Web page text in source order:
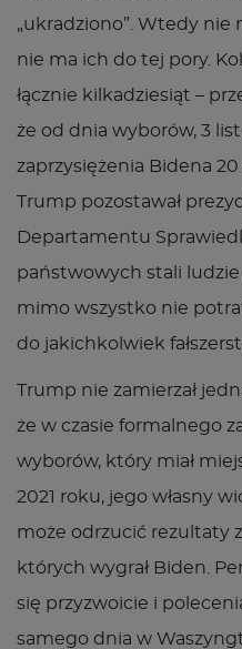
„ukradziono”. Wtedy nie
nie ma ich do tej pory.
łącznie kilkadziesiąt –
że od dnia wyborów, 3
zaprzysiężenia Bidena
Trump pozostawał
Departamentu
państwowych stali ludzie
mimo wszystko nie
do jakichkolwiek
Trump nie zamierzał
że w czasie formalnego
wyborów, który miał
2021 roku, jego własny
może odrzucić rezultaty
których wygrał Biden.
się przyzwoicie i
samego dnia w